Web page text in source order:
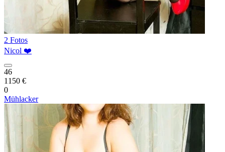
2 Fotos
Nicol ❤️
46
1150 €
0
Mühlacker